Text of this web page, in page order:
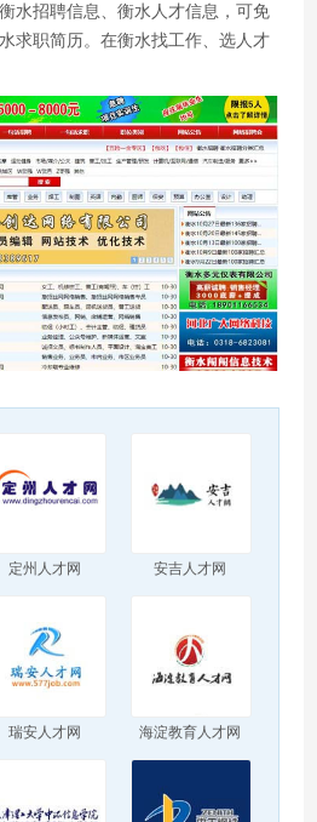
水招聘信息、衡水人才信息，可免
求职简历。在衡水找工作、选人才
定州人才网 安吉人才网
瑞安人才网 海淀教育人才网